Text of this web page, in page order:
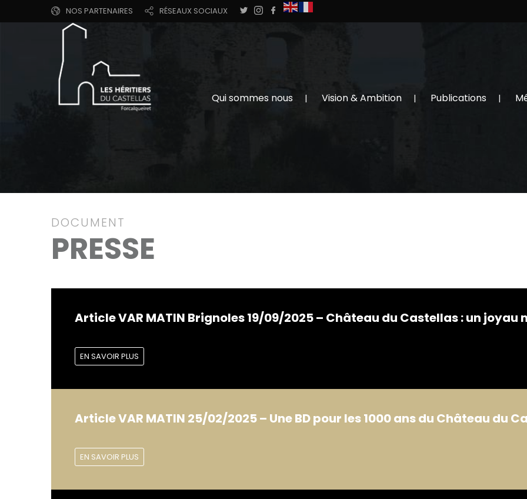
NOS PARTENAIRES RÉSEAUX SOCIAUX
Qui sommes nous Vision & Ambition Publications
DOCUMENT
PRESSE
Article VAR MATIN Brignoles 19/09/2025 – Château du Castellas : un joyau
EN SAVOIR PLUS
Article VAR MATIN 25/02/2025 – Une BD pour les 1000 ans du Château du
EN SAVOIR PLUS